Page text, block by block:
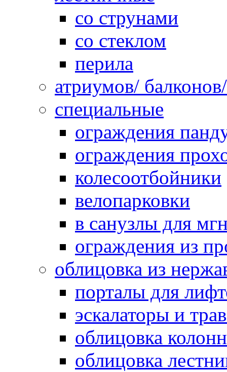
со струнами
со стеклом
перила
атриумов/
специальные
ограждения
ограждения
колесоотбойники
велопарковки
в санузлы для
ограждения из
облицовка из
порталы для
эскалаторы и
облицовка колонн
облицовка